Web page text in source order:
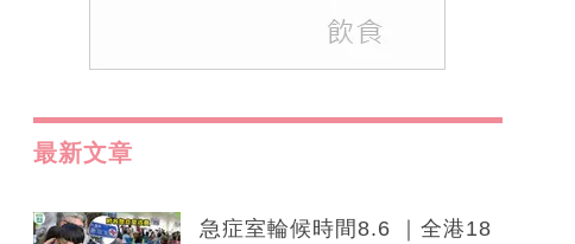
最新文章
急症室輪候時間8.6 ｜全港18